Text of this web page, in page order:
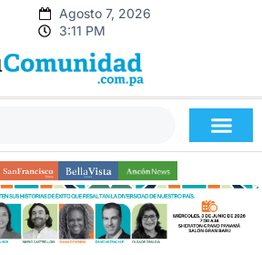
Agosto 7, 2026
3:11 PM